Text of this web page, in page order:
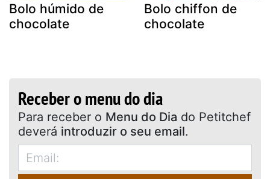
Bolo húmido de
chocolate
Bolo chiffon de
chocolate
Receber o menu do dia
Para receber o Menu do Dia do Petitchef
deverá introduzir o seu email.